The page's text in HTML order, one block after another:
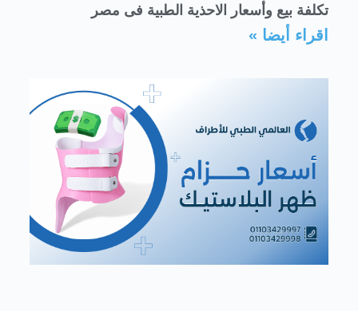
تكلفة بيع وأسعار الاحذية الطبية فى مصر
اقراء أيضا »